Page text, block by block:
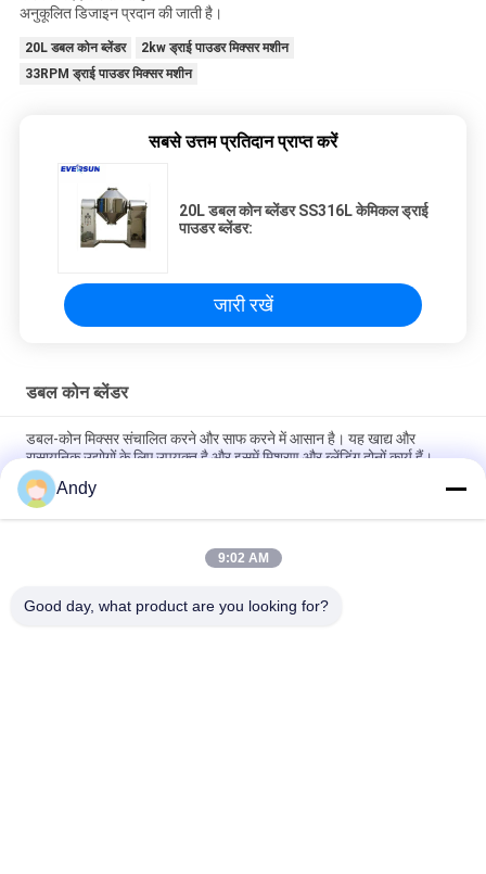
अनुकूलित डिजाइन प्रदान की जाती है।
20L डबल कोन ब्लेंडर
2kw ड्राई पाउडर मिक्सर मशीन
33RPM ड्राई पाउडर मिक्सर मशीन
सबसे उत्तम प्रतिदान प्राप्त करें
20L डबल कोन ब्लेंडर SS316L केमिकल ड्राई
पाउडर ब्लेंडर:
जारी रखें
डबल कोन ब्लेंडर
डबल-कोन मिक्सर संचालित करने और साफ करने में आसान है। यह खाद्य और
रासायनिक उद्योगों के लिए उपयुक्त है और इसमें मिश्रण और ब्लेंडिंग दोनों कार्य हैं।
पाउडर और दानेदार मिश्रण के लिए समायोज्य गति और 100-1500L क्षमता वाला
स्टेनलेस स्टील डबल कोन ब्लेंडर
दवा, रसायन, खाद्य और फ़ीड उत्पादन में पाउडर मिश्रण के लिए अद्वितीय डबल
Andy
9:02 AM
Good day, what product are you looking for?